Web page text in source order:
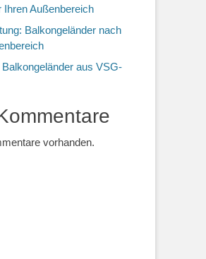
Ihren Außenbereich
Balkongeländer nach
aus VSG-
vorhanden.